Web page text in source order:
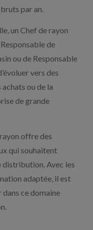
par an.
un Chef de rayon
de
ou de Responsable
vers des
ou de la
de grande
offre des
qui souhaitent
distribution. Avec les
adaptée, il est
ce domaine